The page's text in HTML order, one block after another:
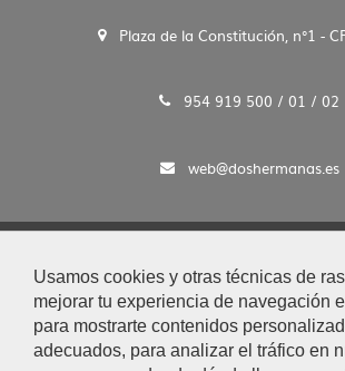
Usamos cookies y otras técnicas de
mejorar tu experiencia de navegación
para mostrarte contenidos
adecuados, para analizar el tráfico en
Plaza de la Constitución, n°1 -
954 919 500 / 01 / 02
web@doshermanas.es
Aviso Legal y Protección de
|
Mapa Web
|